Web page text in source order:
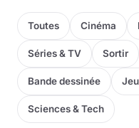
Toutes Cinéma
Séries & TV Sortir
Bande dessinée
Sciences & Tech